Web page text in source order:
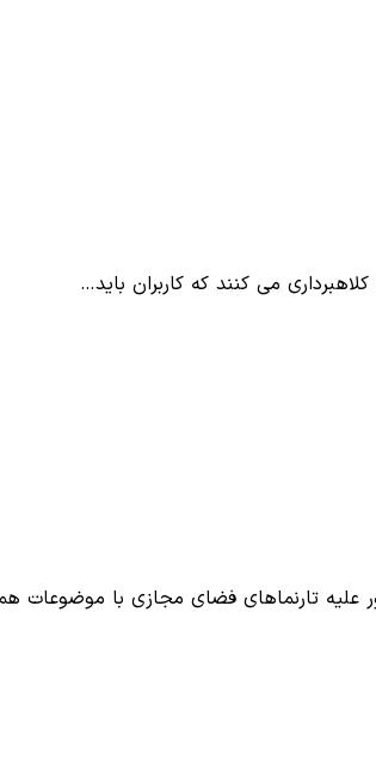
می کنند که کاربران باید…
علیه تارنماهای فضای مجازی با موضوعات